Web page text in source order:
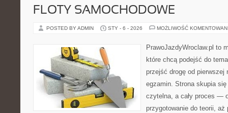
FLOTY SAMOCHODOWE
POSTED BY ADMIN STY - 6 - 2026 MOŻLIWOŚĆ
PrawoJazdyWroclaw.pl to
które chcą podejść do
przejść drogę od
egzamin. Strona skupia
czytelna, a cały proces —
przygotowanie do teorii,